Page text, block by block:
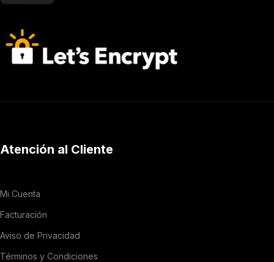
Atención al Cliente
Mi Cuenta
Facturación
Aviso de Privacidad
Términos y Condiciones